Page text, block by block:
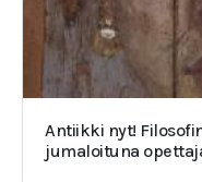
Antiikki nyt!
jumaloituna